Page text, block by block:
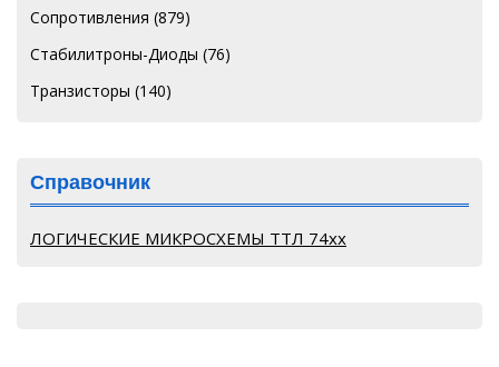
Сопротивления (879)
Стабилитроны-Диоды (76)
Транзисторы (140)
Справочник
ЛОГИЧЕСКИЕ МИКРОСХЕМЫ ТТЛ 74хх